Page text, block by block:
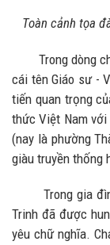
Toàn cảnh tọa
Trong dòng
cái tên Giáo sư -
tiến quan trọng
thức Việt Nam
(nay là phường
giàu truyền thống
Trong gia đình
Trinh đã được
yêu chữ nghĩa.